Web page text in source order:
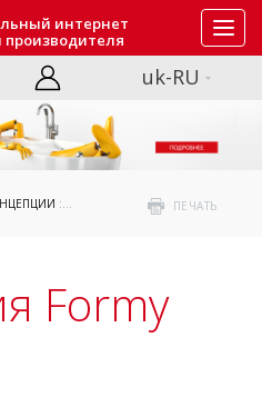
интернет
производителя
uk-RU
ПЕЧАТЬ
: КОНЦЕПЦИЯ FORMY 01
Formy